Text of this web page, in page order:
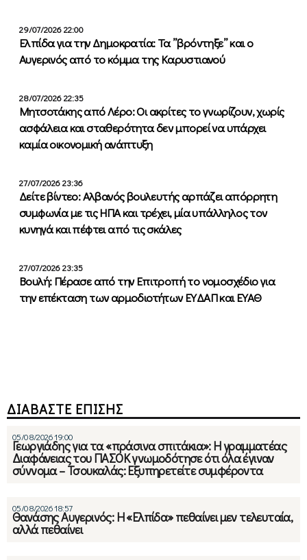
29/07/2026 22:00
Ελπίδα για την Δημοκρατία: Τα ”βρόντηξε” και ο
Αυγερινός από το κόμμα της Καρυστιανού
28/07/2026 22:35
Μητσοτάκης από Λέρο: Οι ακρίτες το γνωρίζουν, χωρίς
ασφάλεια και σταθερότητα δεν μπορεί να υπάρχει
καμία οικονομική ανάπτυξη
27/07/2026 23:36
Δείτε βίντεο: Αλβανός βουλευτής αρπάζει απόρρητη
συμφωνία με τις ΗΠΑ και τρέχει, μία υπάλληλος τον
κυνηγά και πέφτει από τις σκάλες
27/07/2026 23:35
Βουλή: Πέρασε από την Επιτροπή το νομοσχέδιο για
την επέκταση των αρμοδιοτήτων ΕΥΔΑΠ και ΕΥΑΘ
ΔΙΑΒΑΣΤΕ ΕΠΙΣΗΣ
05/08/2026 19:00
Γεωργιάδης για τα «πράσινα σπιτάκια»: Η γραμματέας
Διαφάνειας του ΠΑΣΟΚ γνωμοδότησε ότι όλα έγιναν
σύννομα – Τσουκαλάς: Εξυπηρετείτε συμφέροντα
05/08/2026 18:57
Θανάσης Αυγερινός: Η «Ελπίδα» πεθαίνει μεν τελευταία,
αλλά πεθαίνει